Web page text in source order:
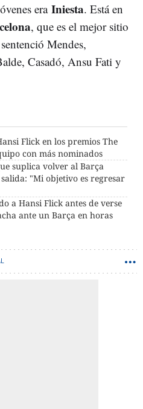
era Iniesta. Está en
, que es el mejor sitio
Mendes,
Casadó, Ansu Fati y
Flick en los premios The
con más nominados
suplica volver al Barça
"Mi objetivo es regresar
a Hansi Flick antes de verse
ante un Barça en horas